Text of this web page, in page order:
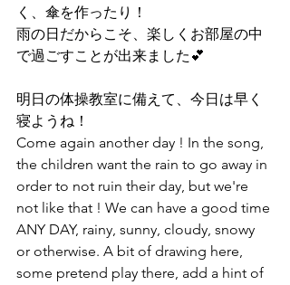
く、傘を作ったり！
雨の日だからこそ、楽しくお部屋の中
で過ごすことが出来ました💕
明日の体操教室に備えて、今日は早く
寝ようね！
Come again another day ! In the song,
the children want the rain to go away in
order to not ruin their day, but we're
not like that ! We can have a good time
ANY DAY, rainy, sunny, cloudy, snowy
or otherwise. A bit of drawing here,
some pretend play there, add a hint of